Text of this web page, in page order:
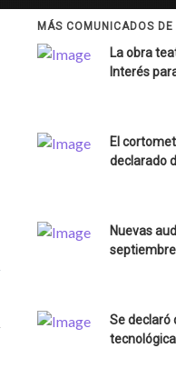
MÁS COMUNICADOS DE
La obra
Interés
El
declarado
Nuevas
septiembre
Se declaró